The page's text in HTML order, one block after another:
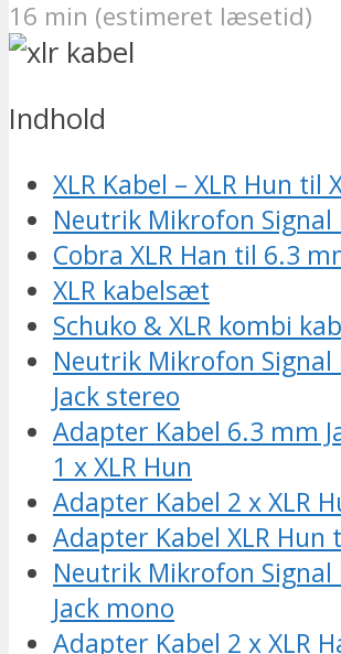
16 min (estimeret læsetid)
Indhold
XLR Kabel – XLR Hun til
Neutrik Mikrofon Signal
Cobra XLR Han til 6.3
XLR kabelsæt
Schuko & XLR kombi
Neutrik Mikrofon Signal
Jack stereo
Adapter Kabel 6.3 mm
1 x XLR Hun
Adapter Kabel 2 x XLR
Adapter Kabel XLR Hun
Neutrik Mikrofon Signal
Jack mono
Adapter Kabel 2 x XLR